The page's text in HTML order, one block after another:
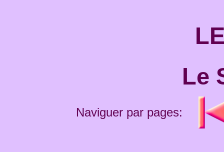
Le
Naviguer par pages: